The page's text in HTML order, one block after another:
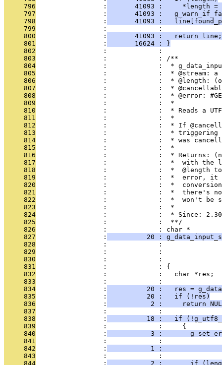
     796
                 :
41093 :     *length =
     797
                 :
41093 :
     798
                 :
41093 :
     799
                 :             :
     800
                 :
       41093 :   return line;
     801
                 :
       16624 : }
     802
                 :             :
     803
                 :             : /**
     804
:             :  *
     805
:             :  * @stream: a
     806
:             :  * @length:
     807
:             :  *
     808
:             :  * @error:
     809
                 :             :  *
     810
:             :  * Reads a
     811
                 :             :  *
     812
:             :  * If
     813
:             :  *
     814
:             :  * was
     815
                 :             :  *
     816
:             :  * Returns:
     817
:             :  *  with the
     818
:             :  *  @length
     819
:             :  *  error,
     820
:             :  *
     821
:             :  *  there's
     822
:             :  *  won't be
     823
                 :             :  *
     824
                 :             :  * Since: 2.30
     825
                 :             :  **/
     826
                 :             : char *
     827
                 :
20 :
     828
:             :
     829
:             :
     830
:             :
     831
                 :             : {
     832
                 :             :   char *res;
     833
                 :             :
     834
                 :
20 :   res =
     835
                 :
          20 :   if (!res)
     836
                 :
2 :     return
     837
                 :             :
     838
                 :
18 :   if
     839
                 :             :     {
     840
                 :
3 :
     841
:             :
     842
                 :
1 :
     843
                 :             :
     844
                 :
2 :       if